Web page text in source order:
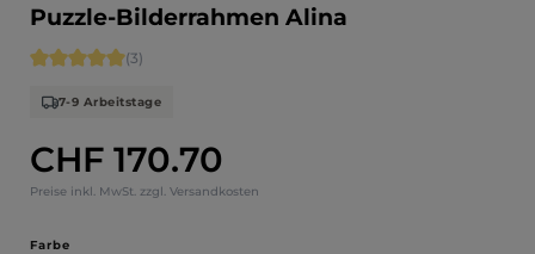
Puzzle-Bilderrahmen Alina
Regulärer Preis:
CHF 170.70
Preise inkl. MwSt. zzgl. Versandkosten
Durchschnittliche Bewertung von 5 von 5 Sternen
(3)
7-9 Arbeitstage
Farbeauswählen